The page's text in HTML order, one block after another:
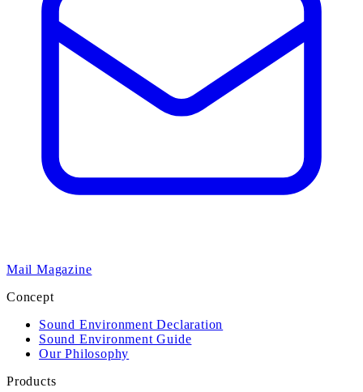
Mail Magazine
Concept
Sound Environment Declaration
Sound Environment Guide
Our Philosophy
Products